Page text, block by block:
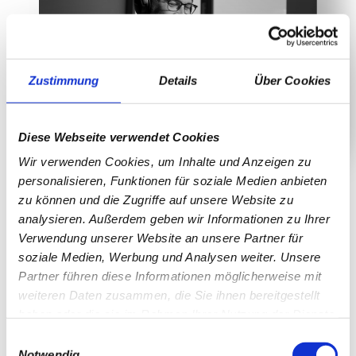
Zustimmung Details Über Cookies
Diese Webseite verwendet Cookies
Wir verwenden Cookies, um Inhalte und Anzeigen zu
personalisieren, Funktionen für soziale Medien anbieten
zu können und die Zugriffe auf unsere Website zu
analysieren. Außerdem geben wir Informationen zu Ihrer
Verwendung unserer Website an unsere Partner für
soziale Medien, Werbung und Analysen weiter. Unsere
Partner führen diese Informationen möglicherweise mit
weiteren Daten zusammen, die Sie ihnen bereitgestellt
Ein Startup gründen, selbstständig werden - ihr brennt für eure
Existenzgründung.
Wenn da nur nicht dieses lästige Thema mit den Steuern wäre.
Willkommen im Bürokratiestaat Deutschland.
Aber hey, alles halb so wild. Dafür gibt es ja the tax driver: Auf
unserer Taxjourney, dem Podcast für Existenzgründungen,
bei eurer Existenzgründung nicht mehr von diesem Thema